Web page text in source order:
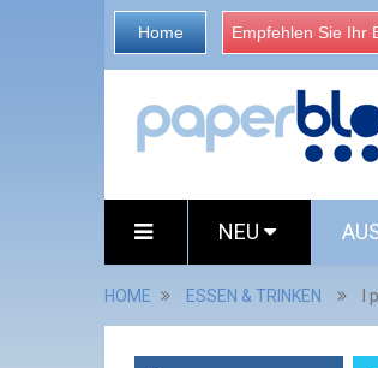
Home Empfehlen Sie Ihr
NEU
HOME ESSEN & TRINKEN I